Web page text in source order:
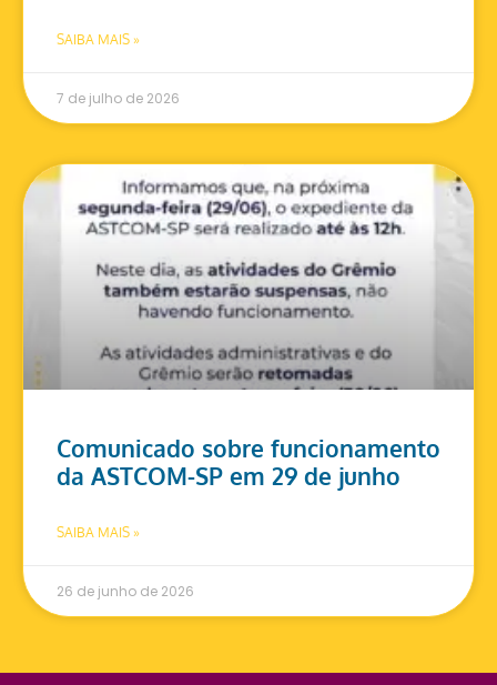
SAIBA MAIS »
7 de julho de 2026
Comunicado sobre funcionamento
da ASTCOM-SP em 29 de junho
SAIBA MAIS »
26 de junho de 2026